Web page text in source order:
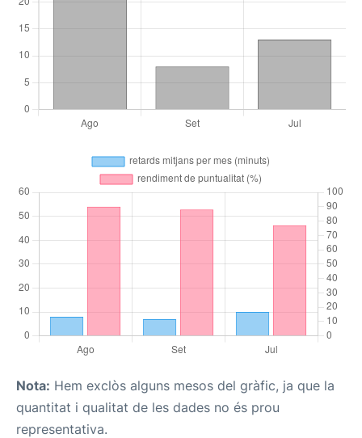
Nota: Hem exclòs alguns mesos del gràfic, ja que la
quantitat i qualitat de les dades no és prou
representativa.